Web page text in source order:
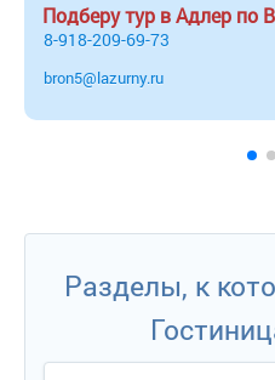
Подберу тур в Адлер
8-918-209-69-73
bron5@lazurny.ru
Разделы, к